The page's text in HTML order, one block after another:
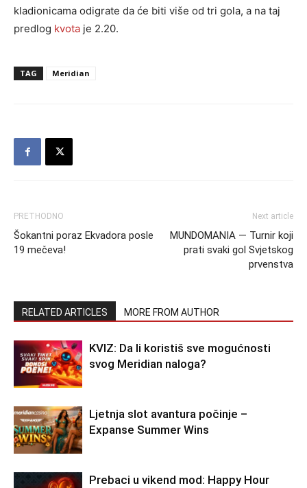
kladionicama odigrate da će biti više od tri gola, a na taj
predlog kvota je 2.20.
TAG Meridian
PRETHODNO
Šokantni poraz Ekvadora posle
19 mečeva!
Next article
MUNDOMANIA — Turnir koji
prati svaki gol Svjetskog
prvenstva
RELATED ARTICLES MORE FROM AUTHOR
KVIZ: Da li koristiš sve mogućnosti
svog Meridian naloga?
Ljetnja slot avantura počinje –
Expanse Summer Wins
Prebaci u vikend mod: Happy Hour